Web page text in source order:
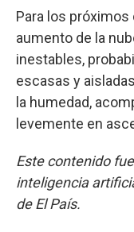
Para los
aumento de la
inestables,
escasas y
la humedad,
levemente en
Este contenido
inteligencia
de El País.